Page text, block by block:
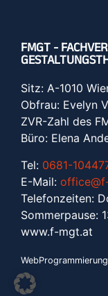
FMGT -
Sitz: A-1010
Obfrau: Evelyn
ZVR-Zahl des
Büro: Elena
Tel: 0681-
E-Mail:
Telefonzeiten:
Sommerpause:
www.f-mgt.at